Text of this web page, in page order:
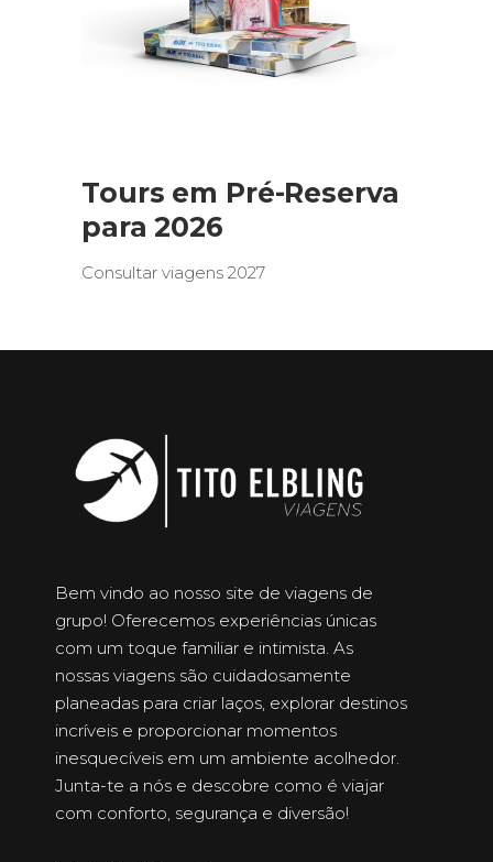
Tours em Pré-Reserva
para 2026
Consultar viagens 2027
Bem vindo ao nosso site de viagens de
grupo! Oferecemos experiências únicas
com um toque familiar e intimista. As
nossas viagens são cuidadosamente
planeadas para criar laços, explorar destinos
incríveis e proporcionar momentos
inesquecíveis em um ambiente acolhedor.
Junta-te a nós e descobre como é viajar
com conforto, segurança e diversão!